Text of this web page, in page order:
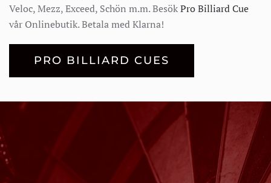
Veloc, Mezz, Exceed, Schön m.m. BesökPro Billiard Cue
vår Onlinebutik. Betala med Klarna!
PRO BILLIARD CUES